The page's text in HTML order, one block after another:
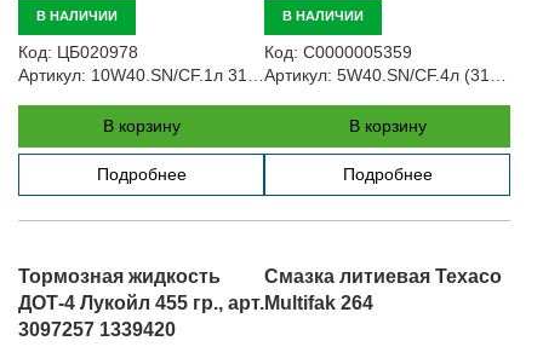
В НАЛИЧИИ
Код: ЦБ020978
Артикул: 10W40.SN/CF.1л 3148644
В корзину
Подробнее
В НАЛИЧИИ
Код: С0000005359
Артикул: 5W40.SN/CF.4л (3148631)
В корзину
Подробнее
Тормозная жидкость
ДОТ-4 Лукойл 455 гр., арт.
3097257 1339420
Смазка литиевая Texaco
Multifak 264